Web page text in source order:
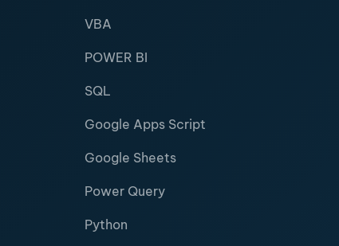
VBA
POWER BI
SQL
Google Apps Script
Google Sheets
Power Query
Python